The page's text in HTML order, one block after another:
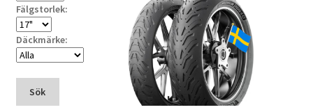
Fälgstorlek:
Däckmärke:
Sök